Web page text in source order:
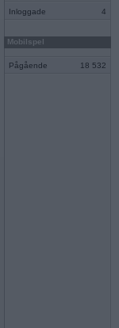
Inloggade 4
Mobilspel
Pågående 18 532